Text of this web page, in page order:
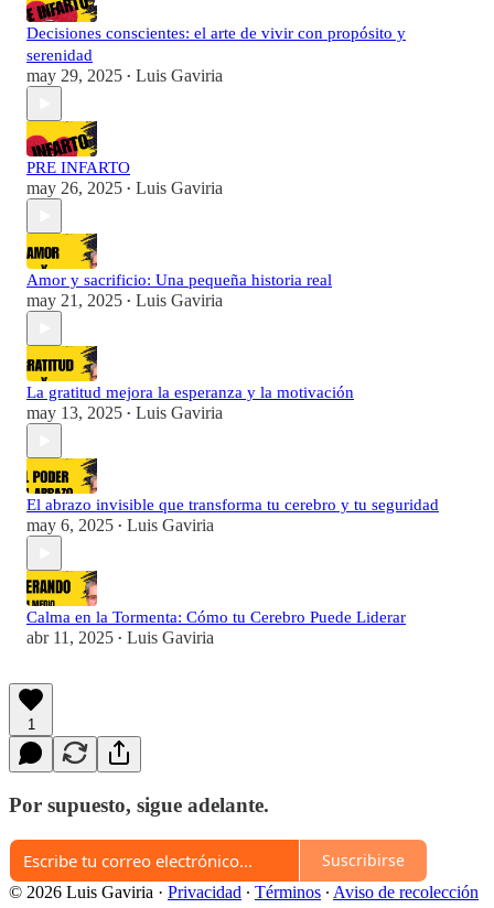
Decisiones conscientes: el arte de vivir con propósito y
serenidad
may 29, 2025 • Luis Gaviria
PRE INFARTO
may 26, 2025 • Luis Gaviria
Amor y sacrificio: Una pequeña historia real
may 21, 2025 • Luis Gaviria
La gratitud mejora la esperanza y la motivación
may 13, 2025 • Luis Gaviria
El abrazo invisible que transforma tu cerebro y tu seguridad
may 6, 2025 • Luis Gaviria
Calma en la Tormenta: Cómo tu Cerebro Puede Liderar
abr 11, 2025 • Luis Gaviria
1
Por supuesto, sigue adelante.
Suscribirse
© 2026 Luis Gaviria · Privacidad ∙ Términos ∙ Aviso de recolección